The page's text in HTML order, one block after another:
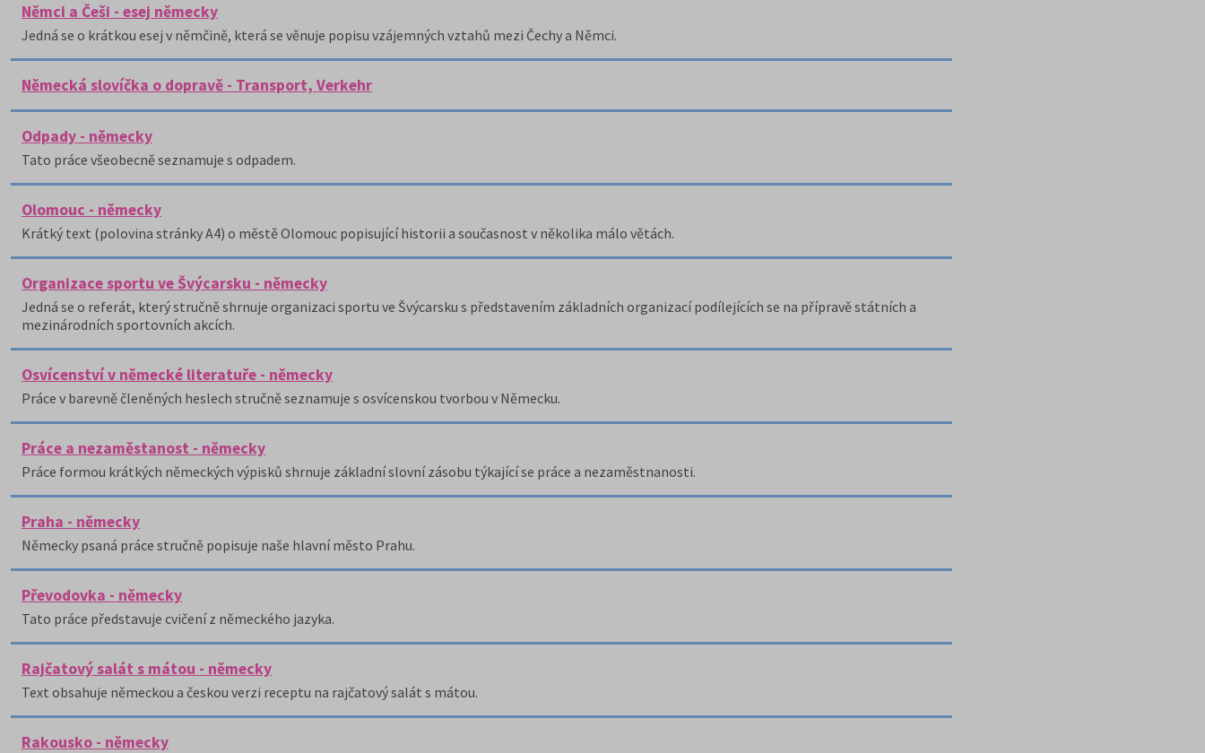
Němci a Češi - esej německy
Jedná se o krátkou esej v němčině, která se věnuje popisu vzájemných vztahů mezi Čechy a Němci.
Německá slovíčka o dopravě - Transport, Verkehr
Odpady - německy
Tato práce všeobecně seznamuje s odpadem.
Olomouc - německy
Krátký text (polovina stránky A4) o městě Olomouc popisující historii a současnost v několika málo větách.
Organizace sportu ve Švýcarsku - německy
Jedná se o referát, který stručně shrnuje organizaci sportu ve Švýcarsku s představením základních organizací podílejících se na přípravě státních a
mezinárodních sportovních akcích.
Osvícenství v německé literatuře - německy
Práce v barevně členěných heslech stručně seznamuje s osvícenskou tvorbou v Německu.
Práce a nezaměstanost - německy
Práce formou krátkých německých výpisků shrnuje základní slovní zásobu týkající se práce a nezaměstnanosti.
Praha - německy
Německy psaná práce stručně popisuje naše hlavní město Prahu.
Převodovka - německy
Tato práce představuje cvičení z německého jazyka.
Rajčatový salát s mátou - německy
Text obsahuje německou a českou verzi receptu na rajčatový salát s mátou.
Rakousko - německy